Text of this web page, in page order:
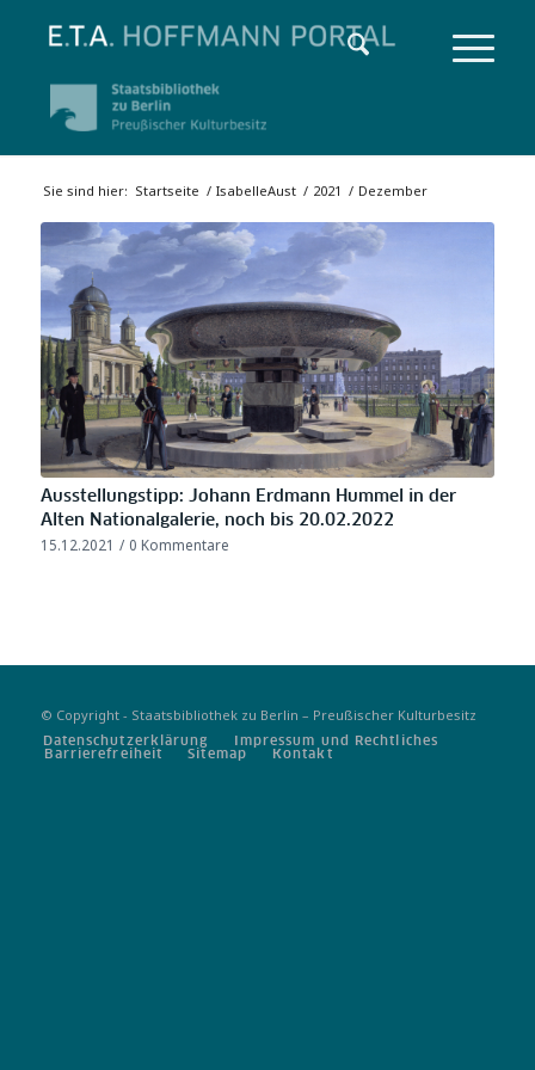
Sie sind hier: Startseite / IsabelleAust / 2021 / Dezember
Ausstellungstipp: Johann Erdmann Hummel in der
Alten Nationalgalerie, noch bis 20.02.2022
15.12.2021 / 0 Kommentare
© Copyright - Staatsbibliothek zu Berlin – Preußischer Kulturbesitz
Datenschutzerklärung
Impressum und Rechtliches
Barrierefreiheit
Sitemap Kontakt